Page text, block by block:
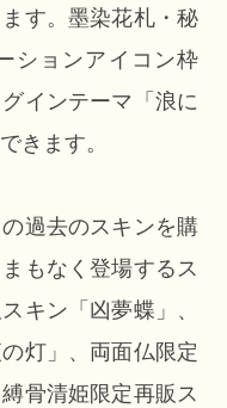
す。墨染花札・秘
ションアイコン枠
インテーマ「浪に
きます。
過去のスキンを購
もなく登場するス
キン「凶夢蝶」、
灯」、両面仏限定
骨清姫限定再販ス